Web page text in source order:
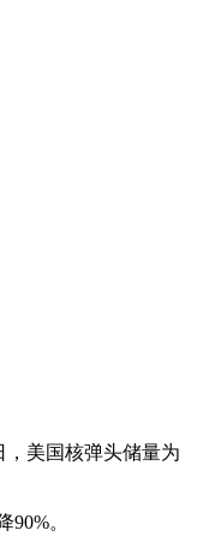
，美国核弹头储量为
。